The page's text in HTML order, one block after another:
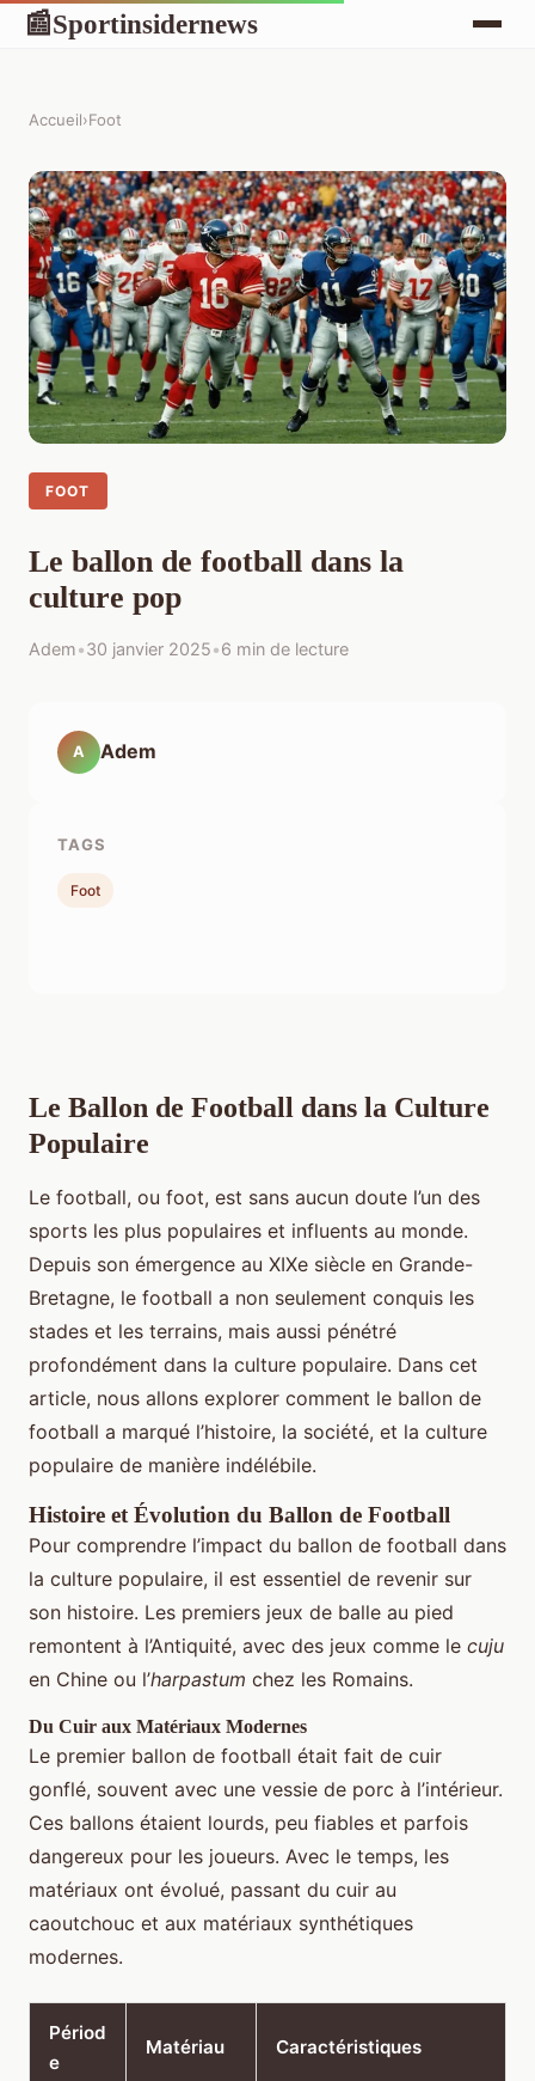
📰Sportinsidernews
Accueil›Foot
FOOT
Le ballon de football dans la
culture pop
Adem•30 janvier 2025•6 min de lecture
Le Ballon de Football dans la Culture
Populaire
Le football, ou foot, est sans aucun doute l’un des
sports les plus populaires et influents au monde.
Depuis son émergence au XIXe siècle en Grande-
Bretagne, le football a non seulement conquis les
stades et les terrains, mais aussi pénétré
profondément dans la culture populaire. Dans cet
article, nous allons explorer comment le ballon de
football a marqué l’histoire, la société, et la culture
populaire de manière indélébile.
Histoire et Évolution du Ballon de Football
Pour comprendre l’impact du ballon de football dans
la culture populaire, il est essentiel de revenir sur
son histoire. Les premiers jeux de balle au pied
remontent à l’Antiquité, avec des jeux comme le cuju
en Chine ou l’harpastum chez les Romains.
Du Cuir aux Matériaux Modernes
Le premier ballon de football était fait de cuir
gonflé, souvent avec une vessie de porc à l’intérieur.
Ces ballons étaient lourds, peu fiables et parfois
dangereux pour les joueurs. Avec le temps, les
matériaux ont évolué, passant du cuir au
caoutchouc et aux matériaux synthétiques
modernes.
Périod
e
Matériau Caractéristiques
A Adem
TAGS
Foot